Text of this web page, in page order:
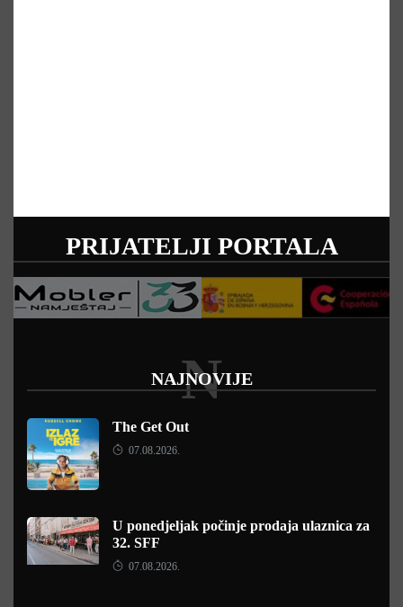
PRIJATELJI PORTALA
NAJNOVIJE
N
The Get Out
07.08.2026.
U ponedjeljak počinje prodaja ulaznica za
32. SFF
07.08.2026.